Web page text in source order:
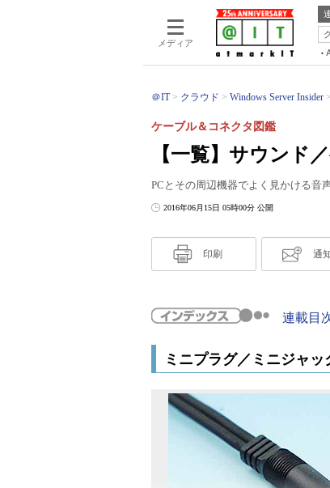
メディア
＠IT クラウド Windows Server Insider
【一覧】サウンド
ケーブル＆コネクタ図鑑
PCとその周辺機器でよく見かける音
2016年06月15日 05時00分 公開
印刷 通
連載目
ミニプラグ／ミニジャッ